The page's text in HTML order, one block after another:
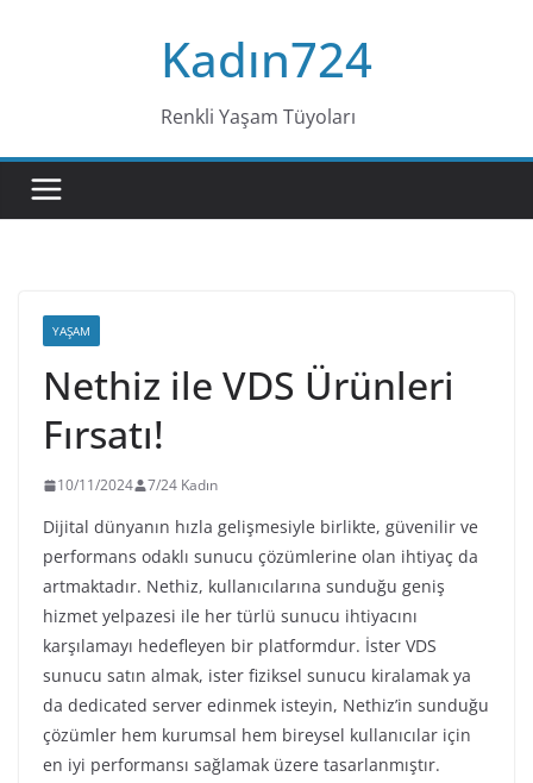
Kadın724
Renkli Yaşam Tüyoları
YAŞAM
Nethiz ile VDS Ürünleri
Fırsatı!
10/11/2024 7/24 Kadın
Dijital dünyanın hızla gelişmesiyle birlikte, güvenilir ve
performans odaklı sunucu çözümlerine olan ihtiyaç da
artmaktadır. Nethiz, kullanıcılarına sunduğu geniş
hizmet yelpazesi ile her türlü sunucu ihtiyacını
karşılamayı hedefleyen bir platformdur. İster VDS
sunucu satın almak, ister fiziksel sunucu kiralamak ya
da dedicated server edinmek isteyin, Nethiz’in sunduğu
çözümler hem kurumsal hem bireysel kullanıcılar için
en iyi performansı sağlamak üzere tasarlanmıştır.